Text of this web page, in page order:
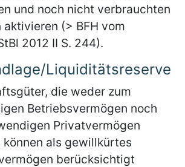
und noch nicht verbrauchten
aktivieren (> BFH vom
2012 II S. 244).
Liquiditätsreserve
die weder zum
Betriebsvermögen noch
Privatvermögen
können als gewillkürtes
berücksichtigt